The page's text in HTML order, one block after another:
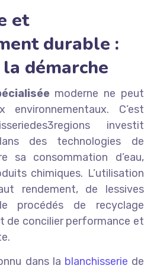
et
durable :
démarche
moderne ne peut
environnementaux. C’est
investit
des technologies de
sa consommation d’eau,
chimiques. L’utilisation
rendement, de lessives
procédés de recyclage
de concilier performance et
dans la blanchisserie de